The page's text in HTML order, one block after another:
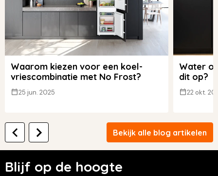
Waarom kiezen voor een koel-
vriescombinatie met No Frost?
25 jun. 2025
Water
dit op?
22 okt.
Bekijk alle blog artikelen
Blijf op de hoogte